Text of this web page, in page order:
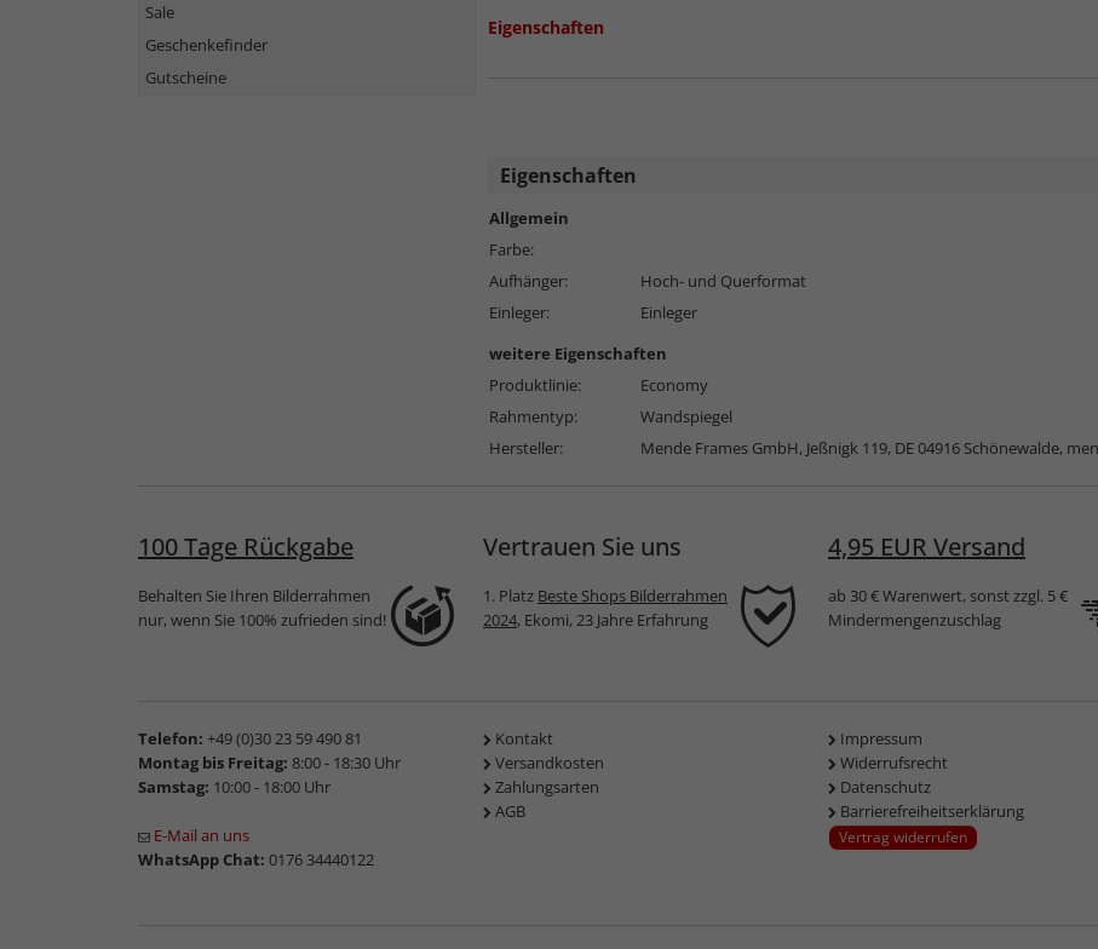
Eigenschaften
Eigenschaften
Allgemein
Farbe:
Aufhänger:
Hoch- und Querformat
Einleger:
Einleger
weitere Eigenschaften
Produktlinie:
Economy
Rahmentyp:
Wandspiegel
Hersteller:
Mende Frames GmbH, Jeßnigk 119, DE 04916 Schönewalde,
Sale
Geschenkefinder
Gutscheine
100 Tage Rückgabe
Behalten Sie Ihren Bilderrahmen
nur, wenn Sie 100% zufrieden sind!
Vertrauen Sie uns
1. Platz Beste Shops Bilderrahmen
2024, Ekomi, 23 Jahre Erfahrung
4,95 EUR Versand
ab 30 € Warenwert, sonst zzgl. 5 €
Mindermengenzuschlag
Telefon: +49 (0)30 23 59 490 81
Montag bis Freitag: 8:00 - 18:30 Uhr
Samstag: 10:00 - 18:00 Uhr
E-Mail an uns
WhatsApp Chat: 0176 34440122
Kontakt
Versandkosten
Zahlungsarten
AGB
Impressum
Widerrufsrecht
Datenschutz
Barrierefreiheitserklärung
Vertrag widerrufen